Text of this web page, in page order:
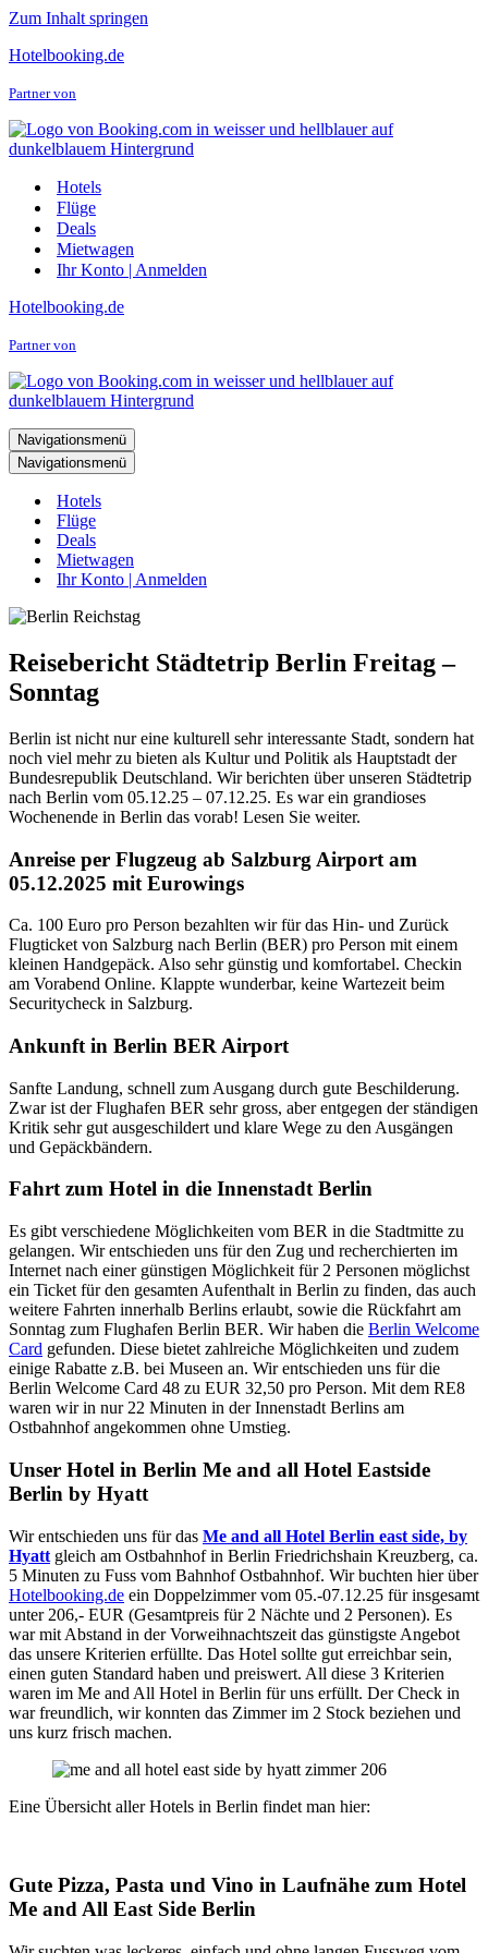
Zum Inhalt springen
Hotelbooking.de
Partner von
Hotels
Flüge
Deals
Mietwagen
Ihr Konto | Anmelden
Hotelbooking.de
Partner von
Navigationsmenü
Navigationsmenü
Hotels
Flüge
Deals
Mietwagen
Ihr Konto | Anmelden
Reisebericht Städtetrip Berlin Freitag –
Sonntag
Berlin ist nicht nur eine kulturell sehr interessante Stadt, sondern hat
noch viel mehr zu bieten als Kultur und Politik als Hauptstadt der
Bundesrepublik Deutschland. Wir berichten über unseren Städtetrip
nach Berlin vom 05.12.25 – 07.12.25. Es war ein grandioses
Wochenende in Berlin das vorab! Lesen Sie weiter.
Anreise per Flugzeug ab Salzburg Airport am
05.12.2025 mit Eurowings
Ca. 100 Euro pro Person bezahlten wir für das Hin- und Zurück
Flugticket von Salzburg nach Berlin (BER) pro Person mit einem
kleinen Handgepäck. Also sehr günstig und komfortabel. Checkin
am Vorabend Online. Klappte wunderbar, keine Wartezeit beim
Securitycheck in Salzburg.
Ankunft in Berlin BER Airport
Sanfte Landung, schnell zum Ausgang durch gute Beschilderung.
Zwar ist der Flughafen BER sehr gross, aber entgegen der ständigen
Kritik sehr gut ausgeschildert und klare Wege zu den Ausgängen
und Gepäckbändern.
Fahrt zum Hotel in die Innenstadt Berlin
Es gibt verschiedene Möglichkeiten vom BER in die Stadtmitte zu
gelangen. Wir entschieden uns für den Zug und recherchierten im
Internet nach einer günstigen Möglichkeit für 2 Personen möglichst
ein Ticket für den gesamten Aufenthalt in Berlin zu finden, das auch
weitere Fahrten innerhalb Berlins erlaubt, sowie die Rückfahrt am
Sonntag zum Flughafen Berlin BER. Wir haben die Berlin Welcome
Card gefunden. Diese bietet zahlreiche Möglichkeiten und zudem
einige Rabatte z.B. bei Museen an. Wir entschieden uns für die
Berlin Welcome Card 48 zu EUR 32,50 pro Person. Mit dem RE8
waren wir in nur 22 Minuten in der Innenstadt Berlins am
Ostbahnhof angekommen ohne Umstieg.
Unser Hotel in Berlin Me and all Hotel Eastside
Berlin by Hyatt
Wir entschieden uns für das Me and all Hotel Berlin east side, by
Hyatt gleich am Ostbahnhof in Berlin Friedrichshain Kreuzberg, ca.
5 Minuten zu Fuss vom Bahnhof Ostbahnhof. Wir buchten hier über
Hotelbooking.de ein Doppelzimmer vom 05.-07.12.25 für insgesamt
unter 206,- EUR (Gesamtpreis für 2 Nächte und 2 Personen). Es
war mit Abstand in der Vorweihnachtszeit das günstigste Angebot
das unsere Kriterien erfüllte. Das Hotel sollte gut erreichbar sein,
einen guten Standard haben und preiswert. All diese 3 Kriterien
waren im Me and All Hotel in Berlin für uns erfüllt. Der Check in
war freundlich, wir konnten das Zimmer im 2 Stock beziehen und
uns kurz frisch machen.
Eine Übersicht aller Hotels in Berlin findet man hier:
Gute Pizza, Pasta und Vino in Laufnähe zum Hotel
Me and All East Side Berlin